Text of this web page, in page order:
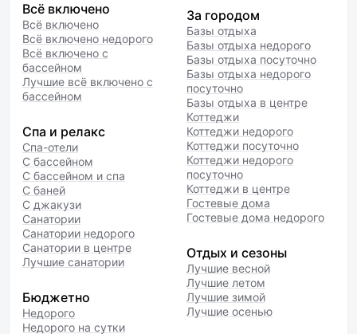
Всё включено
Всё включено
Всё включено недорого
Всё включено с
бассейном
Лучшие всё включено с
бассейном
Спа и релакс
Спа-отели
С бассейном
С бассейном и спа
С баней
С джакузи
Санатории
Санатории недорого
Санатории в центре
Лучшие санатории
Бюджетно
Недорого
Недорого на сутки
За городом
Базы отдыха
Базы отдыха недорого
Базы отдыха посуточно
Базы отдыха недорого
посуточно
Базы отдыха в центре
Коттеджи
Коттеджи недорого
Коттеджи посуточно
Коттеджи недорого
посуточно
Коттеджи в центре
Гостевые дома
Гостевые дома недорого
Отдых и сезоны
Лучшие весной
Лучшие летом
Лучшие зимой
Лучшие осенью